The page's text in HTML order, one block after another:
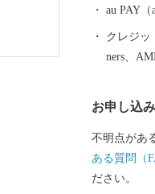
を利用した
風情を醸し
側一帯は「
ありながら
や 「あり
au PAY
クレジッ
ners、
お申し込
不明点があ
ある質問（
ださい。